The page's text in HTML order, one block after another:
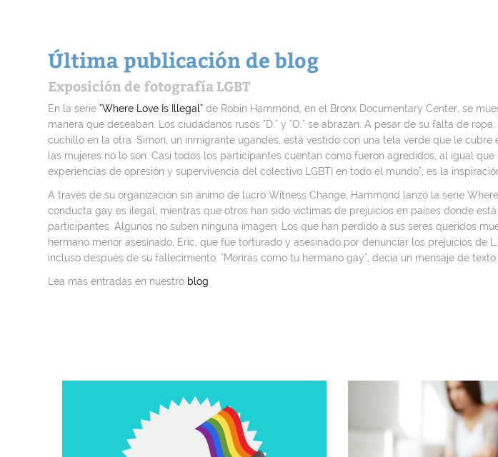
Última publicación de blog
Exposición de fotografía LGBT
En la serie"Where Love Is Illegal" de Robin Hammond, en el Bronx Documentary Center, se
manera que deseaban. Los ciudadanos rusos "D." y "O." se abrazan. A pesar de su falta de
cuchillo en la otra. Simon, un inmigrante ugandés, está vestido con una tela verde que le
las mujeres no lo son. Casi todos los participantes cuentan cómo fueron agredidos, al igual
experiencias de opresión y supervivencia del colectivo LGBTI en todo el mundo", es la
A través de su organización sin ánimo de lucro Witness Change, Hammond lanzó la serie
conducta gay es ilegal, mientras que otros han sido víctimas de prejuicios en países donde
participantes. Algunos no suben ninguna imagen. Los que han perdido a sus seres queridos
hermano menor asesinado, Eric, que fue torturado y asesinado por denunciar los prejuicios de
incluso después de su fallecimiento. "Morirás como tu hermano gay", decía un mensaje de texto.
Lea más entradas en nuestro blog